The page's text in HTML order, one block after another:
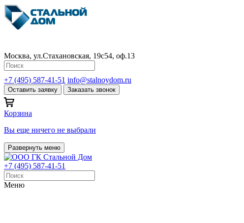
Москва, ул.Стахановская, 19с54, оф.13
+7 (495) 587-41-51 info@stalnoydom.ru
Оставить заявку Заказать звонок
Корзина
Вы еще ничего не выбрали
Развернуть меню
+7 (495) 587-41-51
Меню